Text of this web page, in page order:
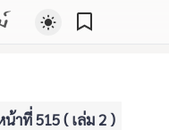
าที่ 515 ( เล่ม 2 )